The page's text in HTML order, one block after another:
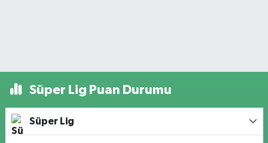
Süper Lig Puan Durumu
Süper Lig